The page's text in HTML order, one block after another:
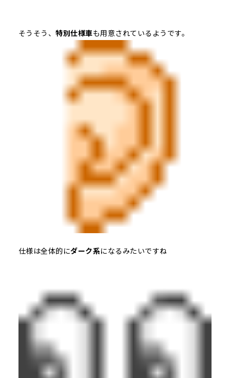
そうそう、特別仕様車も用意されているようです。
仕様は全体的にダーク系になるみたいですね